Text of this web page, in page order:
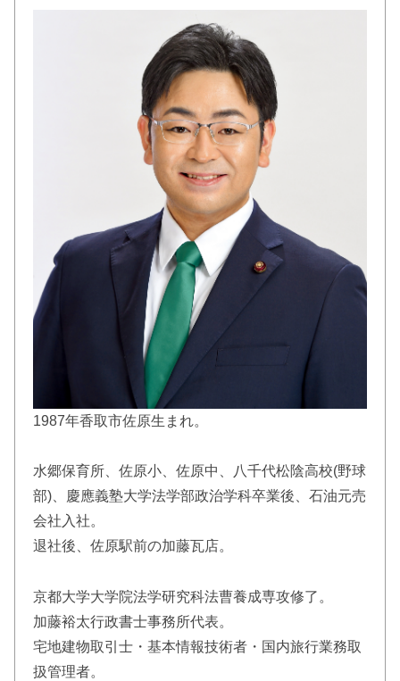
1987年香取市佐原生まれ。
水郷保育所、佐原小、佐原中、八千代松陰高校(野球
部)、慶應義塾大学法学部政治学科卒業後、石油元売
会社入社。
退社後、佐原駅前の加藤瓦店。
京都大学大学院法学研究科法曹養成専攻修了。
加藤裕太行政書士事務所代表。
宅地建物取引士・基本情報技術者・国内旅行業務取
扱管理者。